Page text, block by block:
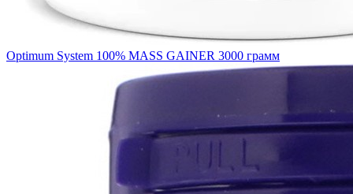
Optimum System 100% MASS GAINER 3000 грамм